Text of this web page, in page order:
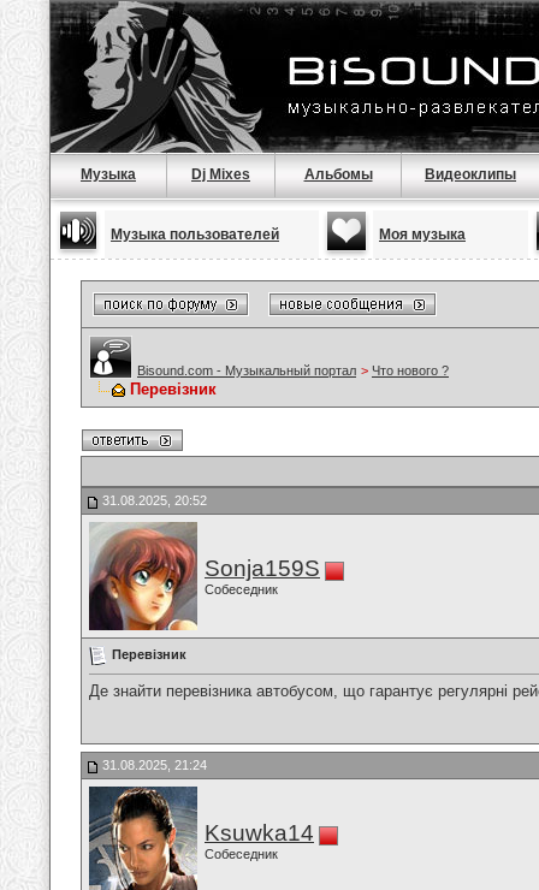
Музыка Dj Mixes Альбомы Видеоклипы
Музыка пользователей Моя музыка
Bisound.com - Музыкальный портал > Что нового ?
Перевізник
31.08.2025, 20:52
Sonja159S
Собеседник
Перевізник
Де знайти перевізника автобусом, що гарантує регулярні
31.08.2025, 21:24
Ksuwka14
Собеседник